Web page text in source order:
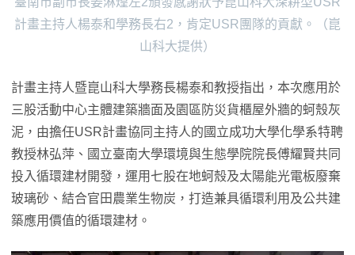
計畫主持人楊泰和學務長右2，肯定USR團隊的貢獻。（崑
山科大提供）
計畫主持人暨崑山科大學務長楊泰和教授指出，本次應用於
三股活動中心主體建築牆面及園區防災貨櫃屋外牆的蚵殼灰
泥，由擔任USR計畫協同主持人的國立成功大學化學系特聘
教授林弘萍、國立臺南大學環境與生態學院院長傅耀賢共同
投入循環建材開發，運用七股在地蚵殼及太陽能光電板廢棄
玻璃砂、結合官田農業生物炭，打造兼具循環利用及公共建
築應用價值的循環建材。